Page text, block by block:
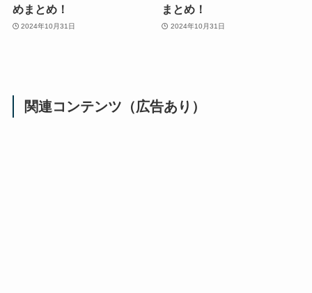
めまとめ！
2024年10月31日
まとめ！
2024年10月31日
関連コンテンツ（広告あり）